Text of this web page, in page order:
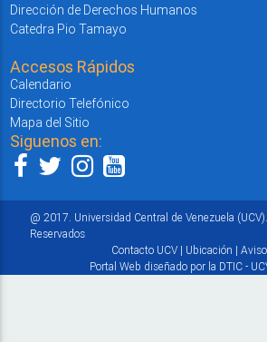
Dirección de Derechos Humanos
Catedra Pio Tamayo
Accesos Rápidos
Calendario
Directorio Telefónico
Mapa del Sitio
Siguenos en:
@ 2017. Universidad Central de Venezuela
Reservados
Contacto UCV| Ubicación |
Portal Web diseñado por la DTIC -